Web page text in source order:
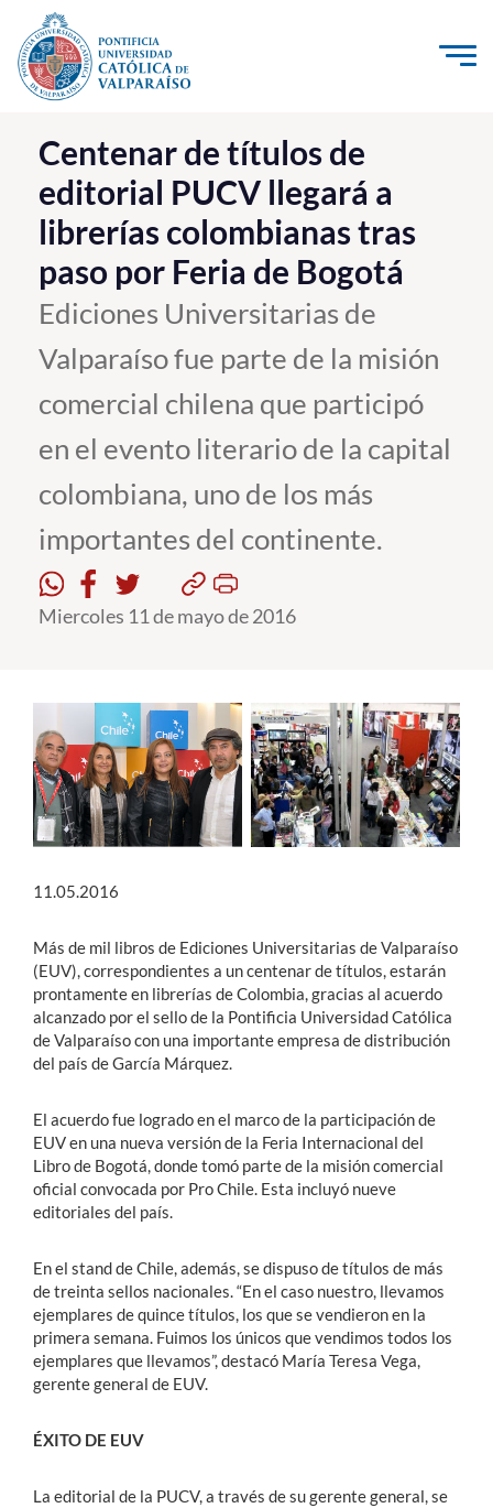
Click acá para ir directamente al contenido
La Universidad
Investigación, Creación e Innovación
PUCV Internacional
Vinculación con el Medio
Admisión
Postgrado
Formación Continua
Estudiantes
Académicos
English
Centenar de títulos de
editorial PUCV llegará a
librerías colombianas tras
paso por Feria de Bogotá
Ediciones Universitarias de
Valparaíso fue parte de la misión
comercial chilena que participó
en el evento literario de la capital
colombiana, uno de los más
importantes del continente.
Miercoles 11 de mayo de 2016
11.05.2016
Más de mil libros de Ediciones Universitarias de Valparaíso
(EUV), correspondientes a un centenar de títulos, estarán
prontamente en librerías de Colombia, gracias al acuerdo
alcanzado por el sello de la Pontificia Universidad Católica
de Valparaíso con una importante empresa de distribución
del país de García Márquez.
El acuerdo fue logrado en el marco de la participación de
EUV en una nueva versión de la Feria Internacional del
Libro de Bogotá, donde tomó parte de la misión comercial
oficial convocada por Pro Chile. Esta incluyó nueve
editoriales del país.
En el stand de Chile, además, se dispuso de títulos de más
de treinta sellos nacionales. “En el caso nuestro, llevamos
ejemplares de quince títulos, los que se vendieron en la
primera semana. Fuimos los únicos que vendimos todos los
ejemplares que llevamos”, destacó María Teresa Vega,
gerente general de EUV.
ÉXITO DE EUV
La editorial de la PUCV, a través de su gerente general, se